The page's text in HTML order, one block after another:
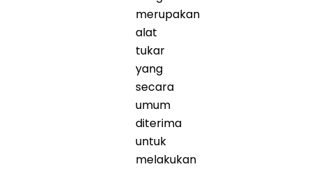
merupakan
alat
tukar
yang
secara
umum
diterima
untuk
melakukan